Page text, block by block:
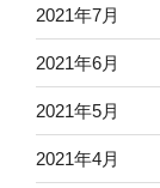
2021年7月
2021年6月
2021年5月
2021年4月